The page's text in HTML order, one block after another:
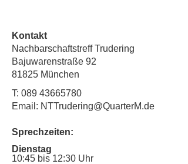
Kontakt
Nachbarschaftstreff Trudering
Bajuwarenstraße 92
81825 München
T: 089 43665780
Email: NTTrudering@QuarterM.de
Sprechzeiten:
Dienstag
10:45 bis 12:30 Uhr